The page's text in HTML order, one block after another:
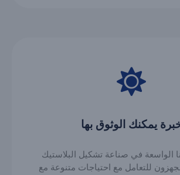
يمكنك الوثوق بها
الواسعة في صناعة تشكيل البلاستيك
للتعامل مع احتياجات متنوعة مع